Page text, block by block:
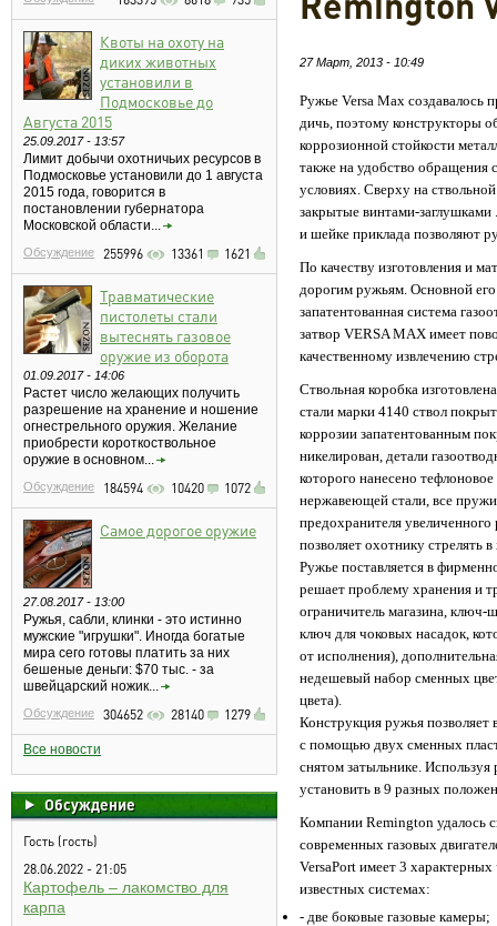
Квоты на охоту на
диких животных
установили в
Подмосковье до
Августа 2015
25.09.2017 - 13:57
Лимит добычи охотничьих ресурсов в
Подмосковье установили до 1 августа
2015 года, говорится в
постановлении губернатора
Московской области...
Обсуждение 255996 13361 1621
Травматические
пистолеты стали
вытеснять газовое
оружие из оборота
01.09.2017 - 14:06
Растет число желающих получить
разрешение на хранение и ношение
огнестрельного оружия. Желание
приобрести короткоствольное
оружие в основном...
Обсуждение 184594 10420 1072
Самое дорогое оружие
27.08.2017 - 13:00
Ружья, сабли, клинки - это истинно
мужские "игрушки". Иногда богатые
мира сего готовы платить за них
бешеные деньги: $70 тыс. - за
швейцарский ножик...
Обсуждение 304652 28140 1279
Все новости
Обсуждение
Гость (гость)
28.06.2022 - 21:05
Картофель – лакомство для
карпа
27 Март, 2013 - 10:49
Ружье Versa Max
дичь, поэтому конструкторы
коррозионной стойкости
также на удобство обращения
условиях. Сверху на
закрытые винтами-заглушками
и шейке приклада позволяют
По качеству изготовления и
дорогим ружьям. Основной его
запатентованная система
затвор VERSA MAX имеет
качественному извлечению
Ствольная коробка
стали марки 4140 ствол
коррозии запатентованным
никелирован, детали
которого нанесено
нержавеющей стали, все
предохранителя
позволяет охотнику стрелять
Ружье поставляется в
решает проблему хранения и
ограничитель магазина, ключ-
ключ для чоковых насадок,
от исполнения),
недешевый набор сменных
цвета).
Конструкция ружья позволяет
с помощью двух сменных
снятом затыльнике.
установить в 9 разных
Компании Remington удалось
современных газовых
VersaPort имеет 3
известных системах:
- две боковые газовые камеры;